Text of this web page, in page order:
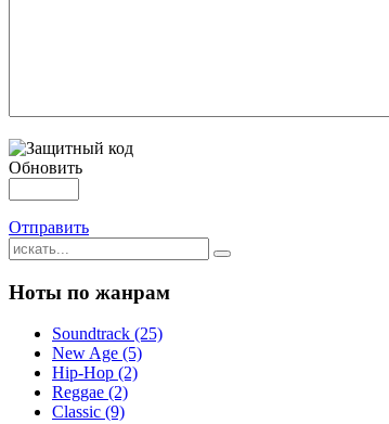
Обновить
Отправить
Ноты по жанрам
Soundtrack (25)
New Age (5)
Hip-Hop (2)
Reggae (2)
Classic (9)